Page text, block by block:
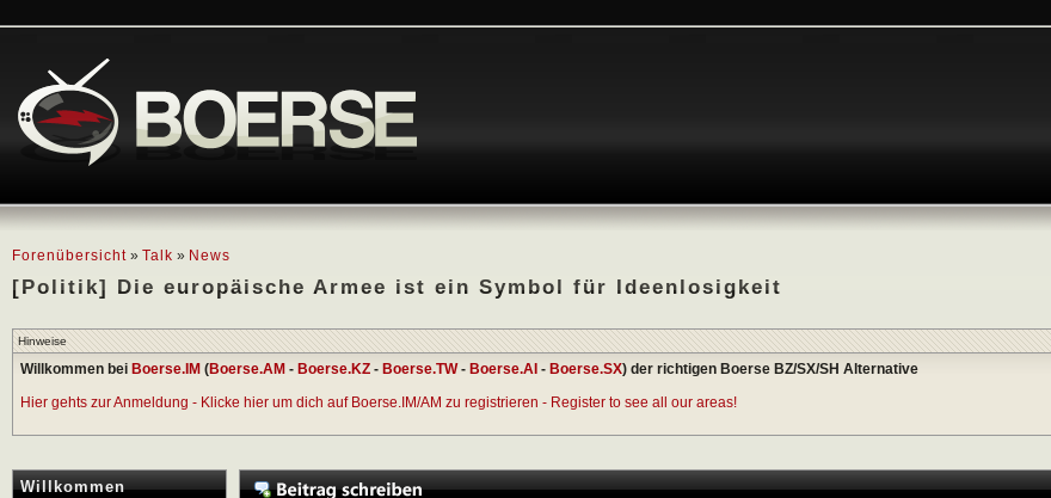
Forenübersicht » Talk » News
[Politik] Die europäische Armee ist ein Symbol für Ideenlosigkeit
Hinweise
Willkommen bei Boerse.IM (Boerse.AM - Boerse.KZ - Boerse.TW- Boerse.AI - Boerse.SX) der richtigen Boerse BZ/SX/SH Alternative
Hier gehts zur Anmeldung - Klicke hier um dich auf Boerse.IM/AM zu registrieren - Register to see all our areas!
Willkommen